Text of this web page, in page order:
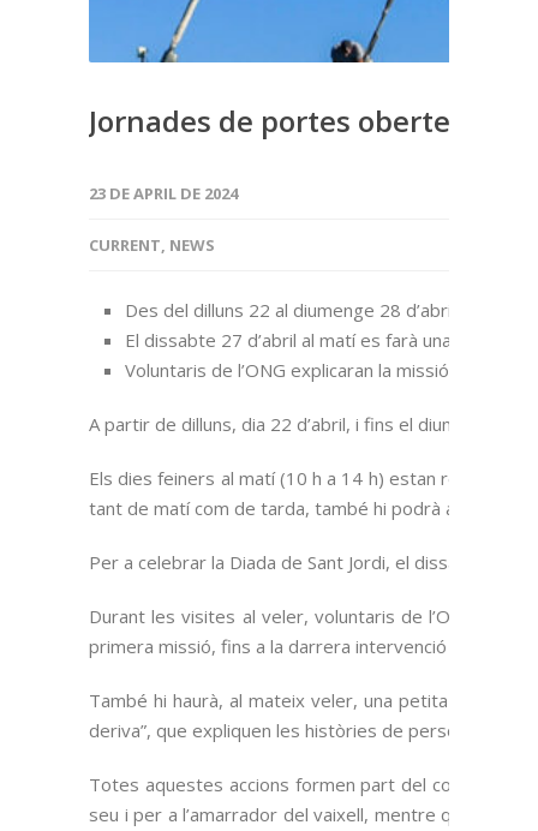
Jornades de portes obertes al
23 DE APRIL DE 2024
CURRENT, NEWS
Des del dilluns 22 al diumenge 28 d’abril
El dissabte 27 d’abril al matí es farà una lectura
Voluntaris de l’ONG explicaran la missió i la
A partir de dilluns, dia 22 d’abril, i fins el diumenge 28
Els dies feiners al matí (10 h a 14 h) estan reservats
tant de matí com de tarda, també hi podrà anar el
Per a celebrar la Diada de Sant Jordi, el dissabte 27
Durant les visites al veler, voluntaris de l’ONG
primera missió, fins a la darrera intervenció
També hi haurà, al mateix veler, una petita mostra
deriva”, que expliquen les històries de persones que
Totes aquestes accions formen part del conveni de
seu i per a l’amarrador del vaixell, mentre que